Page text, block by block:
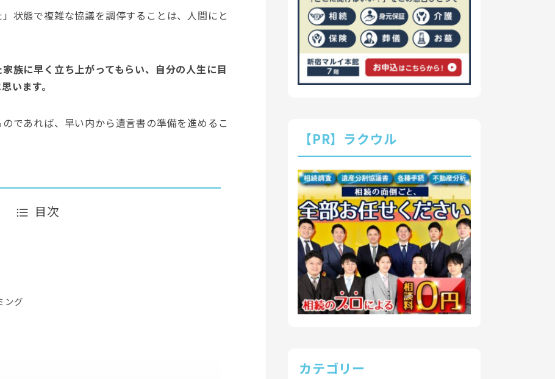
状態で複雑な協議を調停することは、人間にと
族に早く立ち上がってもらい、自分の人生に目
います。
であれば、早い内から遺言書の準備を進めるこ
目次
ング
【PR】ラクウル
カテゴリー